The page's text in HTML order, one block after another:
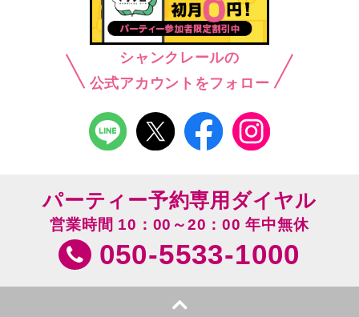
シャンクレールの
公式アカウントをフォロー
パーティー予約専用ダイヤル
営業時間 10：00～20：00 年中無休
050-5533-1000